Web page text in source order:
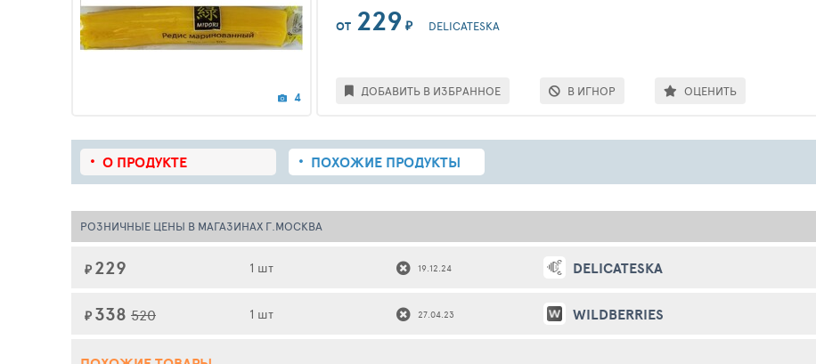
4
ОТ 229 ₽ DELICATESKA
ДОБАВИТЬ В ИЗБРАННОЕ В ИГНОР ОЦЕНИТЬ
О ПРОДУКТЕ ПОХОЖИЕ ПРОДУКТЫ
РОЗНИЧНЫЕ ЦЕНЫ В МАГАЗИНАХ Г.МОСКВА
₽ 229 1 шт 19.12.24 DELICATESKA
₽ 338 520 1 шт 27.04.23 WILDBERRIES